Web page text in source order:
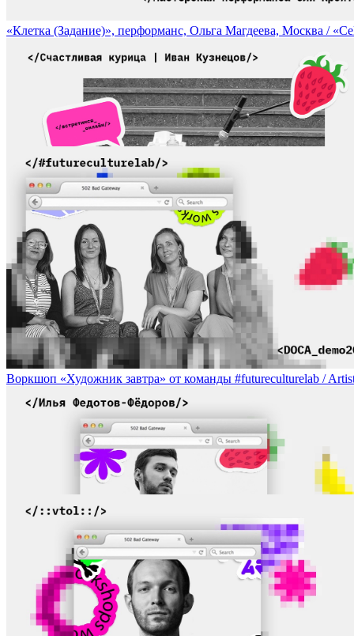
«Клетка (Задание)», перформанс, Ольга Магдеева, Москва /
«Счастливая курица», перформанс, Иван Кузнецов, Москва /
Воркшоп «Художник завтра» от команды #futureculturelab /
Игра-перформанс «Вареный лобстер» от художника Ильи